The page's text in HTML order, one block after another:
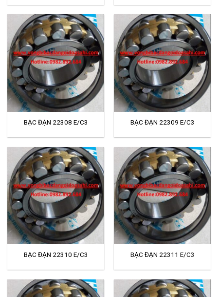
BẠC ĐẠN 22308 E/C3 BẠC ĐẠN 22309 E/C3
BẠC ĐẠN 22310 E/C3 BẠC ĐẠN 22311 E/C3